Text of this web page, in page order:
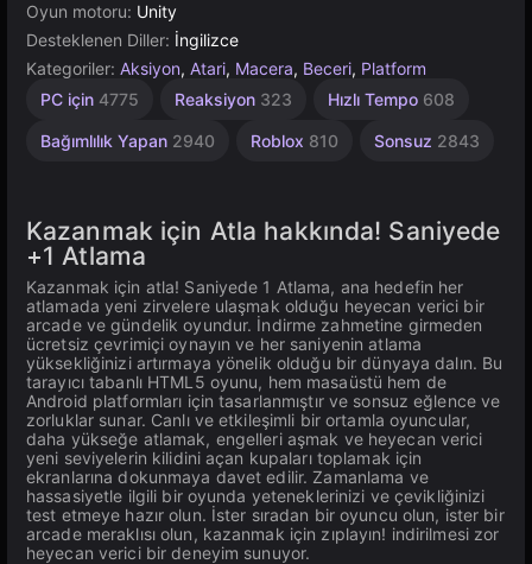
Oyun motoru: Unity
Desteklenen Diller: İngilizce
Kategoriler: Aksiyon, Atari, Macera, Beceri, Platform
PC için 4775 Reaksiyon 323 Hızlı Tempo 608
Bağımlılık Yapan 2940 Roblox 810 Sonsuz 2843
Atlama
Çeviklik
Masaüstü
1
4152
Artımlı
Tarayıcı
Unity
3171
Kazanmak için Atla hakkında! Saniyede
+1 Atlama
Kazanmak için atla! Saniyede 1 Atlama, ana hedefin her
atlamada yeni zirvelere ulaşmak olduğu heyecan verici bir
arcade ve gündelik oyundur. İndirme zahmetine girmeden
ücretsiz çevrimiçi oynayın ve her saniyenin atlama
yüksekliğinizi artırmaya yönelik olduğu bir dünyaya dalın. Bu
tarayıcı tabanlı HTML5 oyunu, hem masaüstü hem de
Android platformları için tasarlanmıştır ve sonsuz eğlence ve
zorluklar sunar. Canlı ve etkileşimli bir ortamla oyuncular,
daha yükseğe atlamak, engelleri aşmak ve heyecan verici
yeni seviyelerin kilidini açan kupaları toplamak için
ekranlarına dokunmaya davet edilir. Zamanlama ve
hassasiyetle ilgili bir oyunda yeteneklerinizi ve çevikliğinizi
test etmeye hazır olun. İster sıradan bir oyuncu olun, ister bir
arcade meraklısı olun, kazanmak için zıplayın! indirilmesi zor
heyecan verici bir deneyim sunuyor.